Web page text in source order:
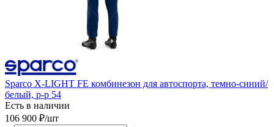
Sparco X-LIGHT FE комбинезон для автоспорта, темно-синий/
белый, р-р 54
Есть в наличии
106 900 ₽/шт